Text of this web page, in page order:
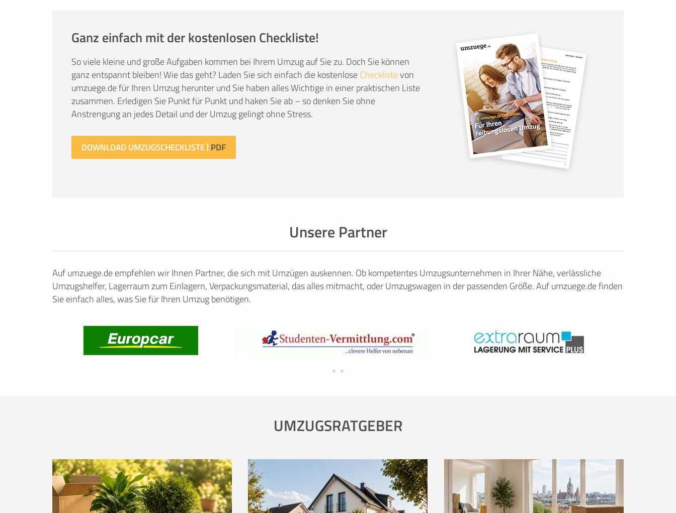
Ganz einfach mit der kostenlosen Checkliste!
So viele kleine und große Aufgaben kommen bei Ihrem Umzug auf Sie zu. Doch Sie können
ganz entspannt bleiben! Wie das geht? Laden Sie sich einfach die kostenloseChecklistevon
umzuege.de für Ihren Umzug herunter und Sie haben alles Wichtige in einer praktischen Liste
zusammen. Erledigen Sie Punkt für Punkt und haken Sie ab – so denken Sie ohne
Anstrengung an jedes Detail und der Umzug gelingt ohne Stress.
DOWNLOAD UMZUGSCHECKLISTE
Unsere Partner
Auf umzuege.de empfehlen wir Ihnen Partner, die sich mit Umzügen auskennen. Ob kompetentes Umzugsunternehmen in Ihrer Nähe, verlässliche
Umzugshelfer, Lagerraum zum Einlagern, Verpackungsmaterial, das alles mitmacht, oder Umzugswagen in der passenden Größe. Auf umzuege.de finden
Sie einfach alles, was Sie für Ihren Umzug benötigen.
UMZUGSRATGEBER